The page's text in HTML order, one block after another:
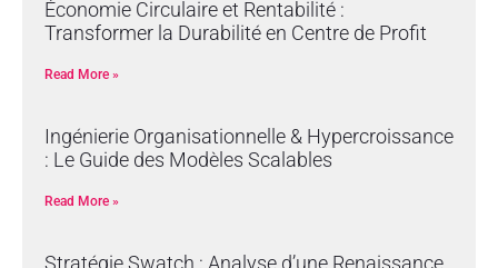
Économie Circulaire et Rentabilité :
Transformer la Durabilité en Centre de Profit
Read More »
Ingénierie Organisationnelle & Hypercroissance
: Le Guide des Modèles Scalables
Read More »
Stratégie Swatch : Analyse d’une Renaissance